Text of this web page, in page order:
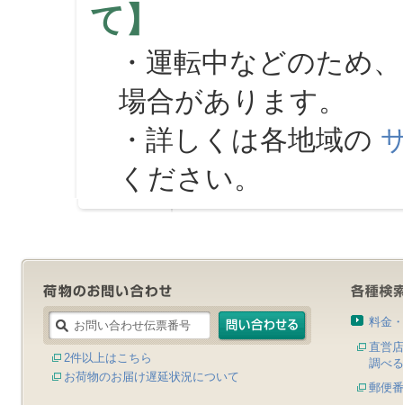
て】
・運転中などのため
場合があります。
・詳しくは各地域の
ください。
2件以上はこちら
お荷物のお届け遅延状況について
料金
直営
調べる
郵便